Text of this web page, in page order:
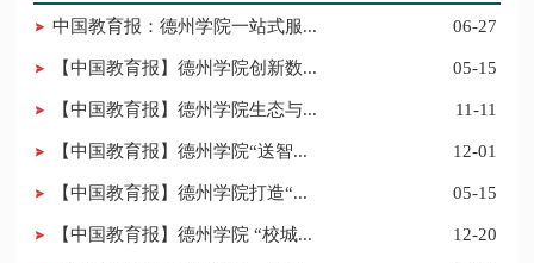
中国教育报：德州学院一站式服... 06-27
【中国教育报】德州学院创新数... 05-15
【中国教育报】德州学院生态与... 11-11
【中国教育报】德州学院“送智... 12-01
【中国教育报】德州学院打造“... 05-15
【中国教育报】德州学院 “校城... 12-20